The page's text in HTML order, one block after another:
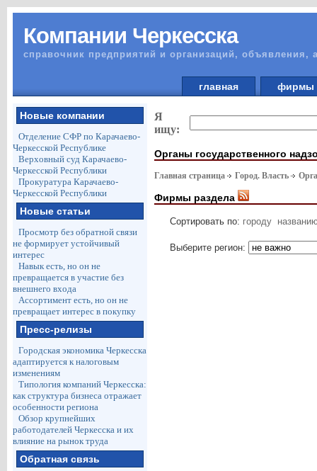
Компании Черкесска
справочник предприятий и организаций, объявления,
главная
Новые компании
Отделение СФР по Карачаево-
Черкесской Республике
Верховный суд Карачаево-
Черкесской Республики
Прокуратура Карачаево-
Черкесской Республики
Новые статьи
Просмотр без обратной связи
не формирует устойчивый
интерес
Навык есть, но он не
превращается в участие без
внешнего входа
Ассортимент есть, но он не
превращает интерес в покупку
Пресс-релизы
Городская экономика Черкесска
адаптируется к налоговым
изменениям
Типология компаний Черкесска:
как структура бизнеса отражает
особенности региона
Обзор крупнейших
работодателей Черкесска и их
влияние на рынок труда
Обратная связь
Я
ищу:
Органы государственного
Главная страница Город. Власть
Фирмы раздела
Сортировать по: городу
Выберите регион: